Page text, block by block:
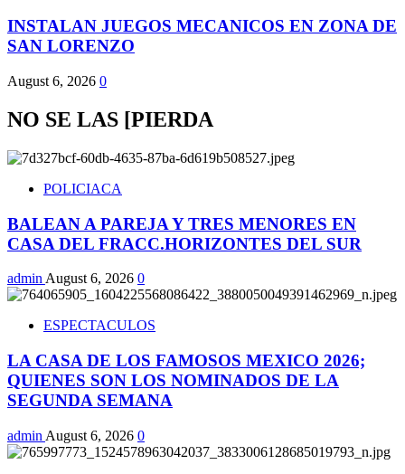
INSTALAN JUEGOS MECANICOS EN ZONA DE
SAN LORENZO
August 6, 2026 0
NO SE LAS [PIERDA
POLICIACA
BALEAN A PAREJA Y TRES MENORES EN
CASA DEL FRACC.HORIZONTES DEL SUR
admin August 6, 2026 0
ESPECTACULOS
LA CASA DE LOS FAMOSOS MEXICO 2026;
QUIENES SON LOS NOMINADOS DE LA
SEGUNDA SEMANA
admin August 6, 2026 0